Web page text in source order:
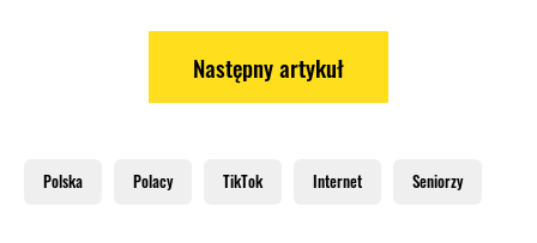
Następny artykuł
Polska Polacy TikTok Internet Seniorzy